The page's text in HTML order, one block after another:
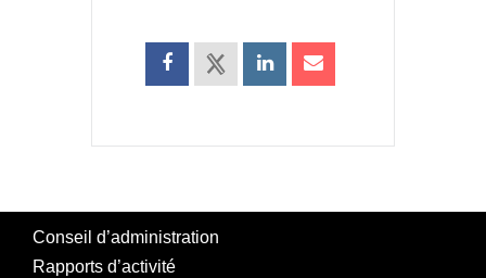
Conseil d’administration
Rapports d’activité